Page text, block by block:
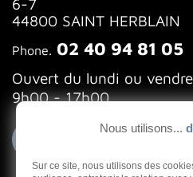
6-7
44800 SAINT HERBLAIN
Phone. 02 40 94 81 05
Ouvert du lundi ou
9h00 - 17h00
Nous utilisons...
Sur ce site, nous utilisons des